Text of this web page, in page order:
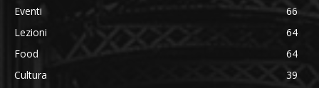
Eventi
66
Lezioni
64
Food
64
Cultura
39